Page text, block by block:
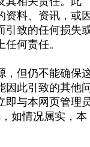
资料、资讯，或
引致的任何损失
何责任。
，但仍不能确保
因此引致的其他
即与本网页管理
，如情况属实，本